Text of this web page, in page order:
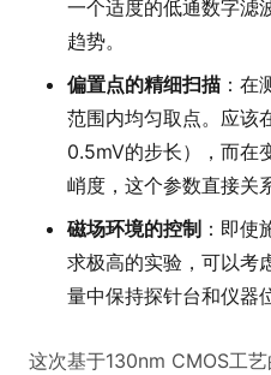
一个适度的低通数字滤
趋势。
偏置点的精细扫描 ：
范围内均匀取点。应该
0.5mV的步长），而在
峭度，这个参数直接关
磁场环境的控制 ：即使
求极高的实验，可以考
量中保持探针台和仪器
这次基于130nm CMOS工